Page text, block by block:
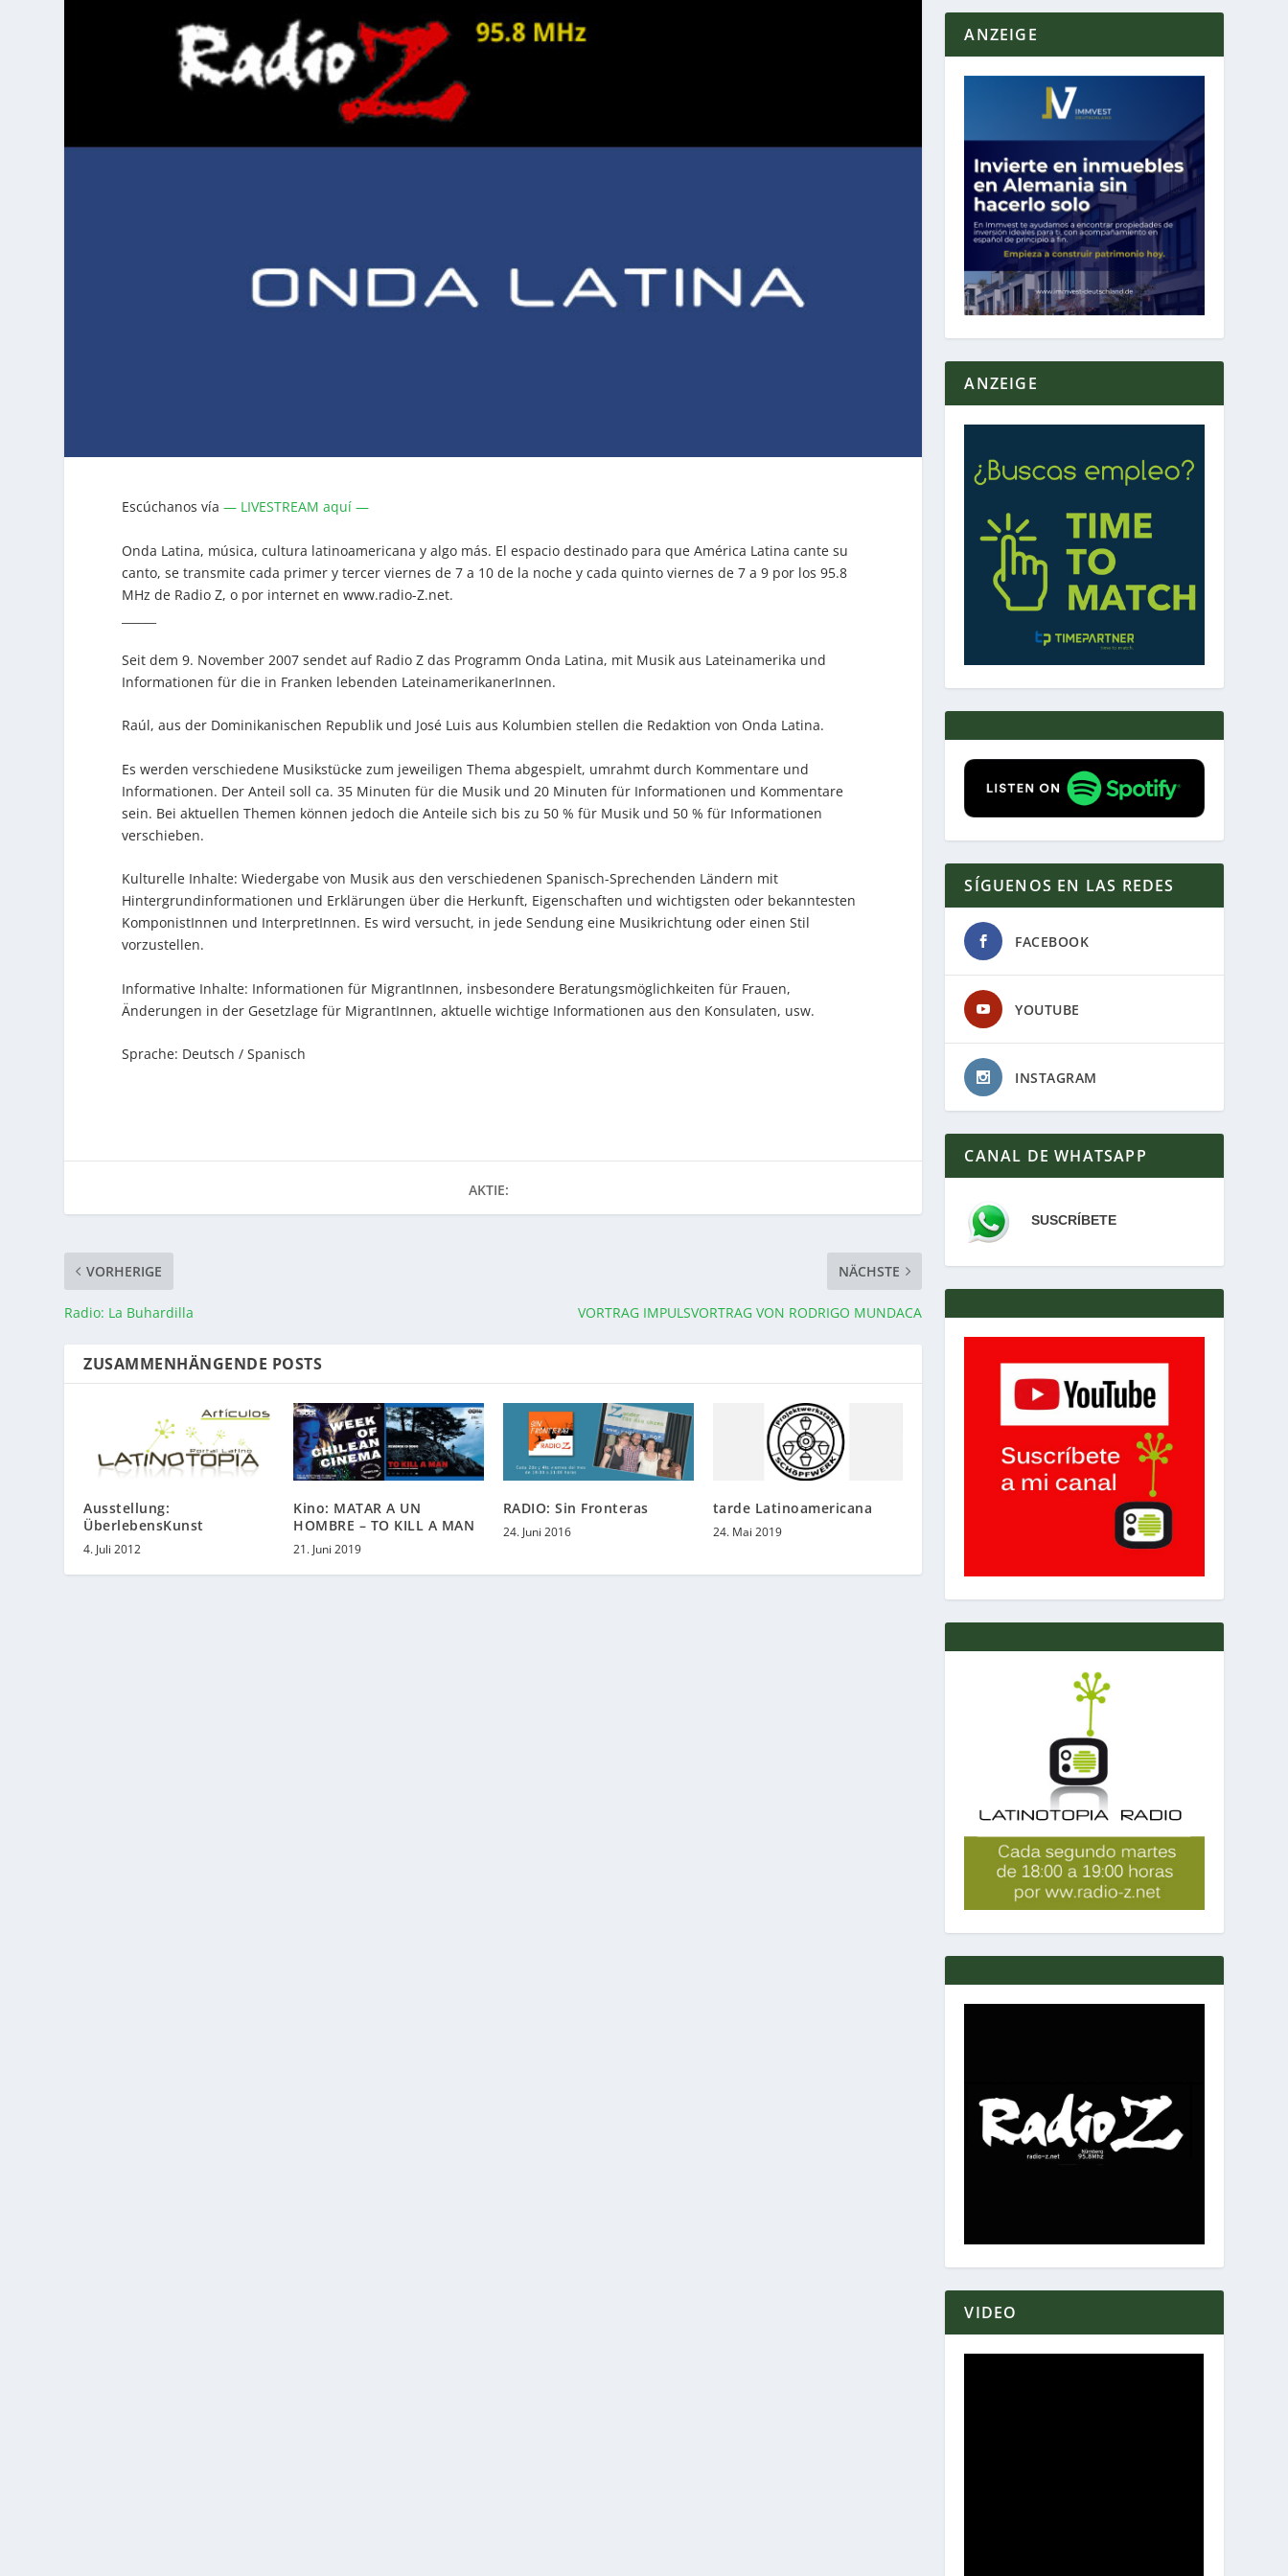
Escúchanos vía— LIVESTREAM aquí —
Onda Latina, música, cultura latinoamericana y algo más. El espacio destinado para que América Latina cante su
canto, se transmite cada primer y tercer viernes de 7 a 10 de la noche y cada quinto viernes de 7 a 9 por los 95.8
MHz de Radio Z, o por internet en www.radio-Z.net.
Seit dem 9. November 2007 sendet auf Radio Z das Programm Onda Latina, mit Musik aus Lateinamerika und
Informationen für die in Franken lebenden LateinamerikanerInnen.
Raúl, aus der Dominikanischen Republik und José Luis aus Kolumbien stellen die Redaktion von Onda Latina.
Es werden verschiedene Musikstücke zum jeweiligen Thema abgespielt, umrahmt durch Kommentare und
Informationen. Der Anteil soll ca. 35 Minuten für die Musik und 20 Minuten für Informationen und Kommentare
sein. Bei aktuellen Themen können jedoch die Anteile sich bis zu 50 % für Musik und 50 % für Informationen
verschieben.
Kulturelle Inhalte: Wiedergabe von Musik aus den verschiedenen Spanisch-Sprechenden Ländern mit
Hintergrundinformationen und Erklärungen über die Herkunft, Eigenschaften und wichtigsten oder bekanntesten
KomponistInnen und InterpretInnen. Es wird versucht, in jede Sendung eine Musikrichtung oder einen Stil
vorzustellen.
Informative Inhalte: Informationen für MigrantInnen, insbesondere Beratungsmöglichkeiten für Frauen,
Änderungen in der Gesetzlage für MigrantInnen, aktuelle wichtige Informationen aus den Konsulaten, usw.
Sprache: Deutsch / Spanisch
AKTIE:
VORHERIGE
Radio: La Buhardilla
NÄCHSTE
VORTRAG IMPULSVORTRAG VON RODRIGO MUNDACA
ZUSAMMENHÄNGENDE POSTS
Ausstellung:
ÜberlebensKunst
4. Juli 2012
Kino: MATAR A UN
HOMBRE – TO KILL A MAN
21. Juni 2019
RADIO: Sin Fronteras
24. Juni 2016
tarde Latinoamericana
24. Mai 2019
ANZEIGE
ANZEIGE
SÍGUENOS EN LAS REDES
FACEBOOK
YOUTUBE
INSTAGRAM
CANAL DE WHATSAPP
SUSCRÍBETE
VIDEO